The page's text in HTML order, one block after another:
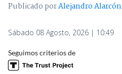
Publicado porAlejandro Alarcón
Sábado 08 Agosto, 2026 | 10:49
Seguimos criterios de